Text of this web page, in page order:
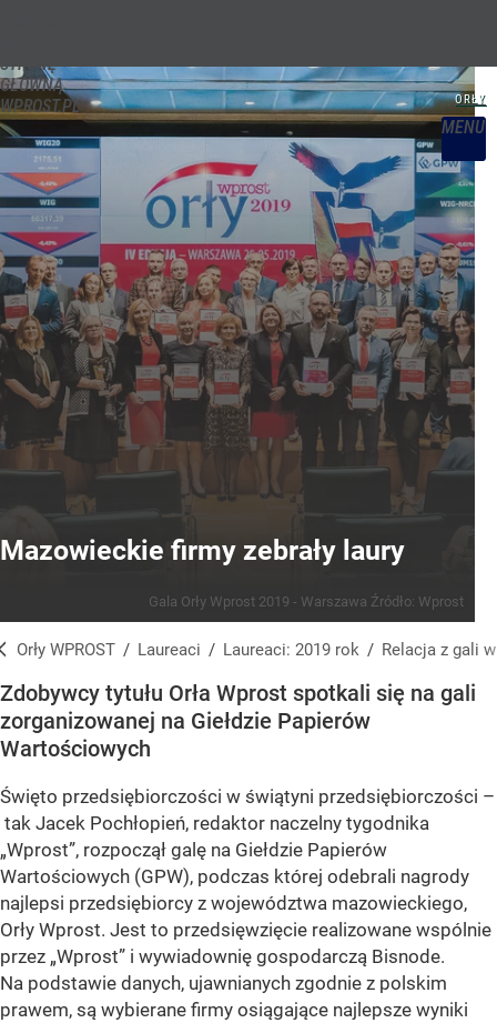
STRONĘ
GŁÓWNĄ
WPROST.PL
MENU
Mazowieckie firmy zebrały laury
Gala Orły Wprost 2019 - Warszawa Źródło: Wprost
Orły WPROST / Laureaci / Laureaci: 2019 rok / Relacja z gali
Zdobywcy tytułu Orła Wprost spotkali się na gali
zorganizowanej na Giełdzie Papierów
Wartościowych
Święto przedsiębiorczości w świątyni przedsiębiorczości –
tak Jacek Pochłopień, redaktor naczelny tygodnika
„Wprost”, rozpoczął galę na Giełdzie Papierów
Wartościowych (GPW), podczas której odebrali nagrody
najlepsi przedsiębiorcy z województwa mazowieckiego,
Orły Wprost. Jest to przedsięwzięcie realizowane wspólnie
przez „Wprost” i wywiadownię gospodarczą Bisnode.
Na podstawie danych, ujawnianych zgodnie z polskim
prawem, są wybierane firmy osiągające najlepsze wyniki